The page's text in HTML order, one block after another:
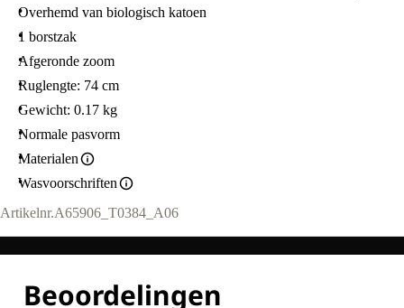
Overhemd van biologisch katoen
1 borstzak
Afgeronde zoom
Ruglengte: 74 cm
Gewicht: 0.17 kg
Normale pasvorm
Materialen
Wasvoorschriften
Artikelnr.A65906_T0384_A06